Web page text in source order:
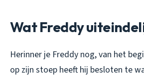
Wat Freddy
Herinner je Freddy nog, van het
op zijn stoep heeft hij besloten te